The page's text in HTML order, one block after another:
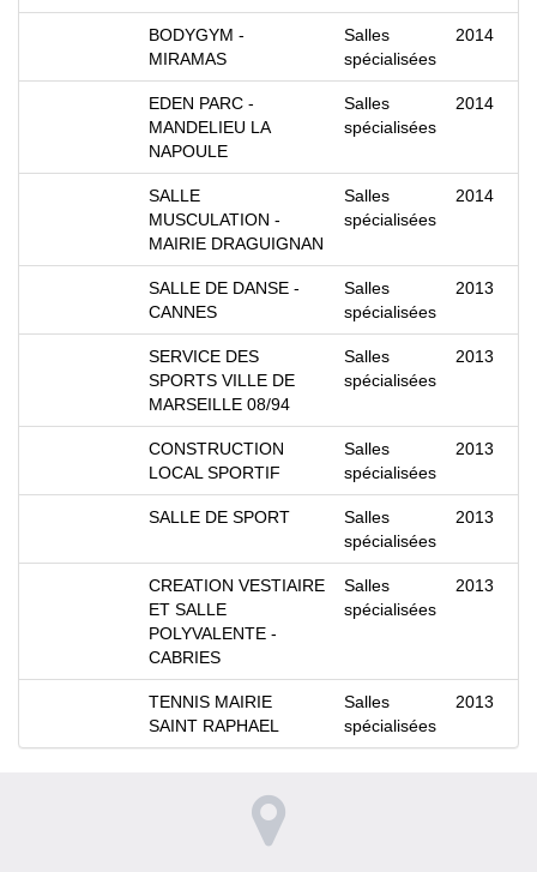
BODYGYM -
MIRAMAS
Salles
spécialisées
2014
EDEN PARC -
MANDELIEU LA
NAPOULE
Salles
spécialisées
2014
SALLE
MUSCULATION -
MAIRIE DRAGUIGNAN
Salles
spécialisées
2014
SALLE DE DANSE -
CANNES
Salles
spécialisées
2013
SERVICE DES
SPORTS VILLE DE
MARSEILLE 08/94
Salles
spécialisées
2013
CONSTRUCTION
LOCAL SPORTIF
Salles
spécialisées
2013
SALLE DE SPORT
Salles
spécialisées
2013
CREATION VESTIAIRE
ET SALLE
POLYVALENTE -
CABRIES
Salles
spécialisées
2013
TENNIS MAIRIE
SAINT RAPHAEL
Salles
spécialisées
2013